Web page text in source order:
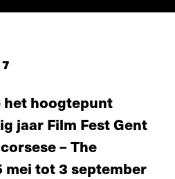
het hoogtepunt
jaar Film Fest Gent
– The
mei tot 3 september